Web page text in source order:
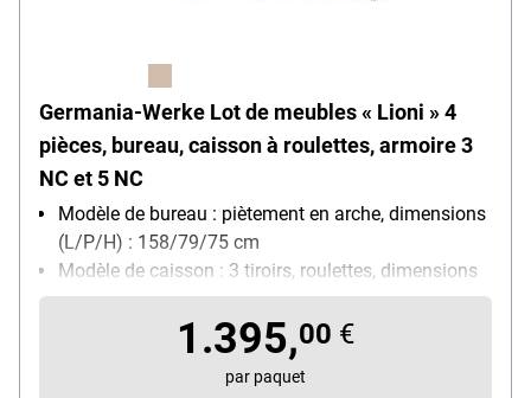
Germania-Werke Lot de meubles « Lioni » 4
pièces, bureau, caisson à roulettes, armoire 3
NC et 5 NC
Modèle de bureau : piètement en arche, dimensions
(L/P/H) : 158/79/75 cm
Modèle de caisson : 3 tiroirs, roulettes, dimensions
(L/P/H) : 40/49/57 cm
Modèle d'armoire : 3 NC, avec fonction Push-to-
open, 7 compartiments de rangements ouverts,
étagères fixes et réglables, dimensions (L/P/H) :
1.395,00 €
par paquet